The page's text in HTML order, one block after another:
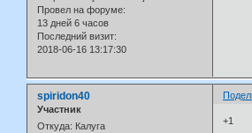
Провел на форуме:
13 дней 6 часов
Последний визит:
2018-06-16 13:17:30
spiridon40
Участник
Откуда: Калуга
+1